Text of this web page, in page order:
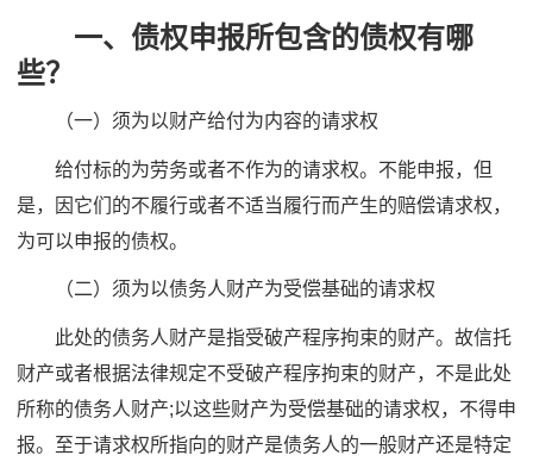
一、债权申报所包含的债权有哪
些？
（一）须为以财产给付为内容的请求权
给付标的为劳务或者不作为的请求权。不能申报，但
是，因它们的不履行或者不适当履行而产生的赔偿请求权，
为可以申报的债权。
（二）须为以债务人财产为受偿基础的请求权
此处的债务人财产是指受破产程序拘束的财产。故信托
财产或者根据法律规定不受破产程序拘束的财产，不是此处
所称的债务人财产;以这些财产为受偿基础的请求权，不得申
报。至于请求权所指向的财产是债务人的一般财产还是特定